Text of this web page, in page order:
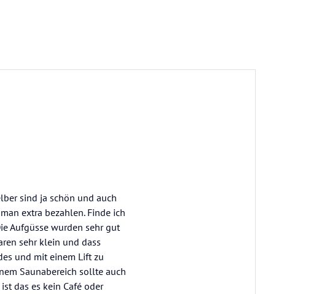
sind ja schön und auch
extra bezahlen. Finde ich
Aufgüsse wurden sehr gut
sehr klein und dass
und mit einem Lift zu
Saunabereich sollte auch
das es kein Café oder